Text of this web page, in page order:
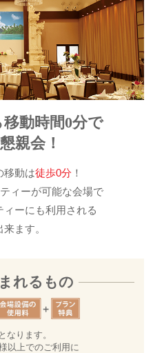
動時間0分で
親会！
移動は徒歩0分 ！
ィーが可能な会場で
ーにも利用される
ます。
れるもの
なります。
以上でのご利用に